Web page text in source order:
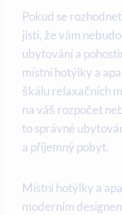
Pokud se
‍jisti, že ⁤vám
ubytování a
místní hotýlky a
‍škálu ⁣relaxačních⁣
na váš rozpočet
to​ správné
a příjemný pobyt.
Místní hotýlky a
moderním